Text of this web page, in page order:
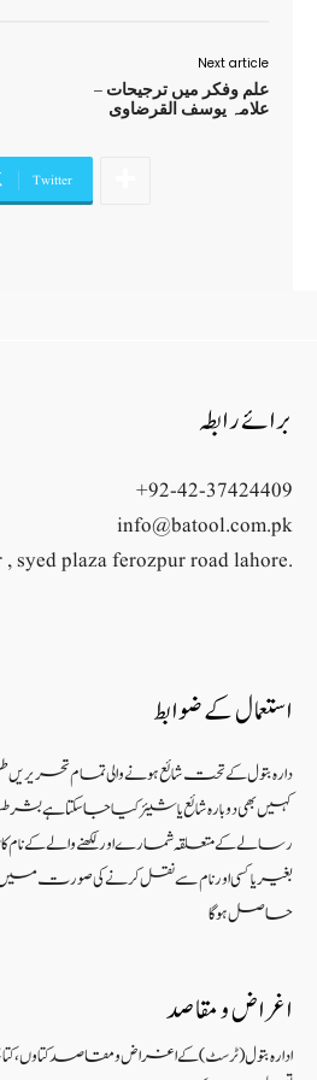
Next article
علم وفکر میں ترجیحات –
علامہ یوسف القرضاوی
Twitter
برائے رابطہ
+92-42-37424409
info@batool.com.pk
syed plaza ferozpur road lahore.
استعمال کے ضوابط
دارہ بتول کے تحت شائع ہونے والی تمام تحریریں
کہیں بھی دوبارہ شائع یا شیئر کیا جا سکتا ہے
رسالے کے متعلقہ شمارے اور لکھنے والے کے نام کا
بغیر یا کسی اور نام سے نقل کرنے کی صورت میں
حاصل ہو گا
اغراض و مقاصد
ادارہ بتول (ٹرسٹ) کے اغراض و مقاصد کتاوں ،